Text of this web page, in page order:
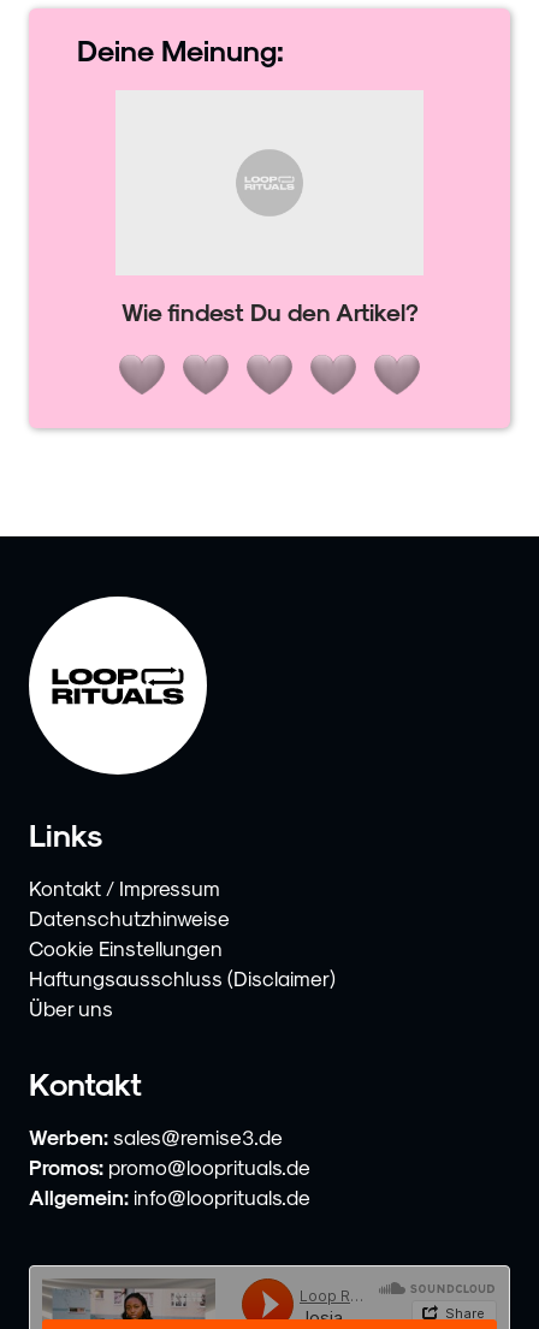
Deine Meinung:
Wie findest Du den Artikel?
Links
Kontakt / Impressum
Datenschutzhinweise
Cookie Einstellungen
Haftungsausschluss (Disclaimer)
Über uns
Kontakt
Werben: sales@remise3.de
Promos: promo@looprituals.de
Allgemein: info@looprituals.de